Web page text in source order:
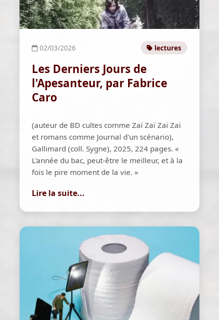
02/03/2026 lectures
Les Derniers Jours de
l'Apesanteur, par Fabrice
Caro
(auteur de BD cultes comme Zaï Zaï Zaï Zaï
et romans comme Journal d'un scénario),
Gallimard (coll. Sygne), 2025, 224 pages. «
L'année du bac, peut-être le meilleur, et à la
fois le pire moment de la vie. »
Lire la suite...